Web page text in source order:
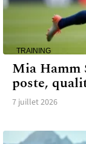
TRAINING
Mia Hamm
poste,
7 juillet 2026